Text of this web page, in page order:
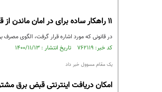
۱۱ راهکار ساده برای در امان ماندن از قبض برق نجومی
در قانونی که مورد اشاره قرار گرفت، الگوی
کد خبر: ۷۶۲۱۱۹ تاریخ انتشار : ۱۴۰۰/۱۱/۱۳
یک مقام مسوول خبر داد
امکان دریافت اینترنتی قبض برق